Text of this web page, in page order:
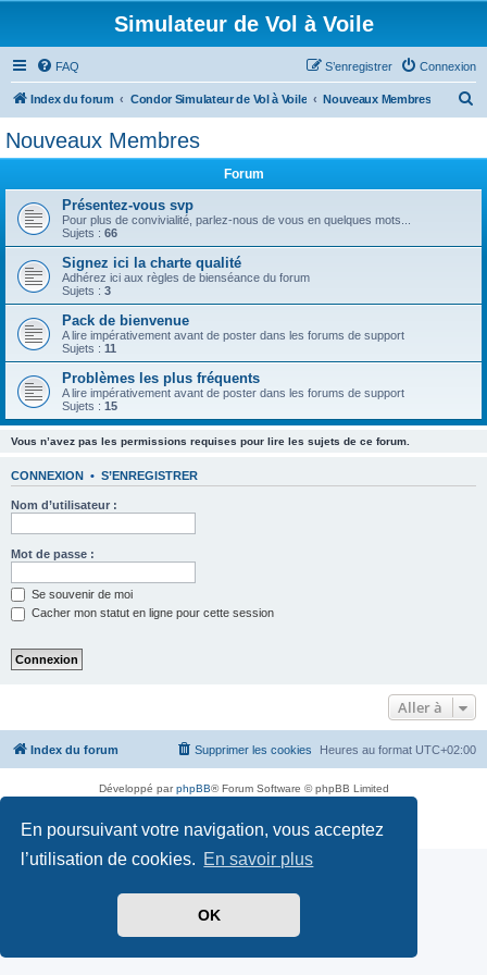
En poursuivant votre navigation, vous acceptez
l’utilisation de cookies. En savoir plus
OK
Simulateur de Vol à Voile
FAQ Connexion
S’enregistrer
Index du forum Condor Simulateur de Vol à Voile Nouveaux Membres
e
Nouveaux Membres
Forum
Présentez-vous svp
Pour plus de convivialité, parlez-nous de vous en quelques mots...
Sujets : 66
Signez ici la charte qualité
Adhérez ici aux règles de bienséance du forum
Sujets : 3
Pack de bienvenue
A lire impérativement avant de poster dans les forums de support
Sujets : 11
Problèmes les plus fréquents
A lire impérativement avant de poster dans les forums de support
Sujets : 15
Vous n’avez pas les permissions requises pour lire les sujets de ce forum.
CONNEXION • S’ENREGISTRER
Nom d’utilisateur :
Mot de passe :
Se souvenir de moi
Cacher mon statut en ligne pour cette session
Aller à
Index du forum Heures au format UTC+02:00
Supprimer les cookies
Développé parphpBB® Forum Software © phpBB Limited
Confidentialité|Conditions